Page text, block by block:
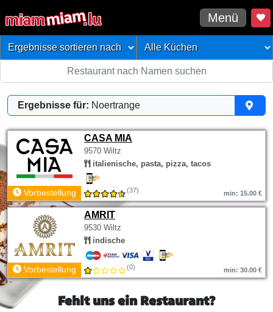
Menü
Ergebnisse für: Noertrange
CASA MIA
9570 Wiltz
italienische, pasta, pizza, tacos
Vorbestellung (37) min: 15.00 €
AMRIT
9530 Wiltz
indische
Vorbestellung (0) min: 30.00 €
Fehlt uns ein Restaurant?